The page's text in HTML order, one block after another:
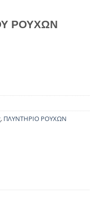
ΡΟΥΧΩΝ
, ΠΛΥΝΤΗΡΙΟ ΡΟΥΧΩΝ